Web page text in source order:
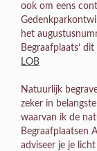
ook om eens
het
Begraafplaats’
LOB
Natuurlijk
zeker in
waarvan ik de
Begraafplaatsen
adviseer je je